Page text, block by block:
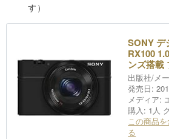
す）
SONY デ
RX100
ンズ搭載
DSC-
出版社/メ
発売日:
メディア:
購入: 1人
この商品
る